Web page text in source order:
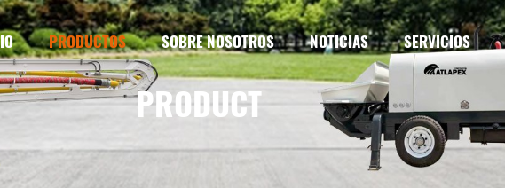
PRODUCTOS SOBRE NOSOTROS NOTICIAS SERVICIOS
PRODUCT